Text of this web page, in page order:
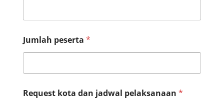
Jumlah peserta *
Request kota dan jadwal pelaksanaan *